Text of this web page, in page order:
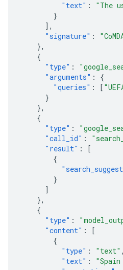
"text" :
"The
}
],
"signature" :
},
{
"type" :
"arguments" :
{
"queries" : [
}
},
{
"type" :
"call_id" :
"result" :
[
{
}
]
},
{
"type" :
"content" :
[
{
"type" : "text" ,
"text" :